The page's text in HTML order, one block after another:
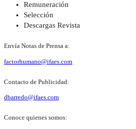
Remuneración
Selección
Descargas Revista
Envía Notas de Prensa a:
factorhumano@ifaes.com
Contacto de Publicidad:
dbarredo@ifaes.com
Conoce quienes somos: